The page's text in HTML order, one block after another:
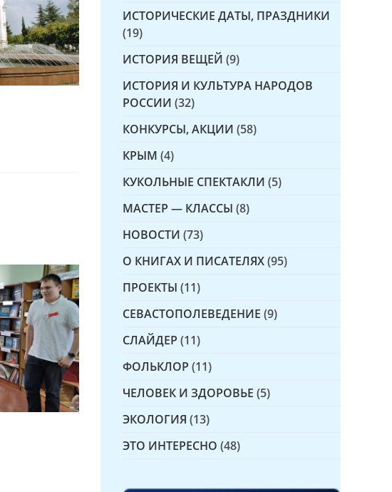
ИСТОРИЧЕСКИЕ ДАТЫ, ПРАЗДНИКИ
(19)
ИСТОРИЯ ВЕЩЕЙ (9)
ИСТОРИЯ И КУЛЬТУРА НАРОДОВ
РОССИИ (32)
КОНКУРСЫ, АКЦИИ (58)
КРЫМ (4)
КУКОЛЬНЫЕ СПЕКТАКЛИ (5)
МАСТЕР — КЛАССЫ (8)
НОВОСТИ (73)
О КНИГАХ И ПИСАТЕЛЯХ(95)
ПРОЕКТЫ (11)
СЕВАСТОПОЛЕВЕДЕНИЕ (9)
СЛАЙДЕР (11)
ФОЛЬКЛОР (11)
ЧЕЛОВЕК И ЗДОРОВЬЕ (5)
ЭКОЛОГИЯ (13)
ЭТО ИНТЕРЕСНО (48)